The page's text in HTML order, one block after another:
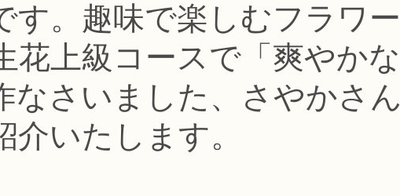
フラワー装飾技能検定1級レッスン フラワー装飾技能士検定2級
ワーレッスン アーティフィシャルフラワーコース 生花コース
NFDディプロマウエディングコース NFDディプロマプリザーブドフラワーコース
す。趣味で楽しむフラワー
花上級コースで「爽やかな
なさいました、さやかさん
介いたします。